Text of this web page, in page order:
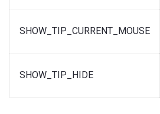
SHOW_TIP_CURRENT_MOUSE
SHOW_TIP_HIDE